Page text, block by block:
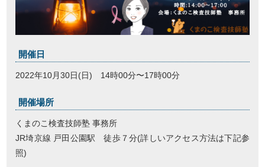
開催日
2022年10月30日(日) 14時00分〜17時00分
開催場所
くまのこ検査技師塾 事務所
JR埼京線 戸田公園駅 徒歩７分(詳しいアクセス方法は下記参
照)